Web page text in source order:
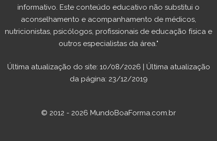
informativo. Este conteúdo educativo não substitui o
aconselhamento e acompanhamento de médicos,
nutricionistas, psicólogos, profissionais de educação física e
outros especialistas da área."
Última atualização do site: 10/08/2026 | Última atualização
da página: 23/12/2019
© 2012 - 2026 MundoBoaForma.com.br